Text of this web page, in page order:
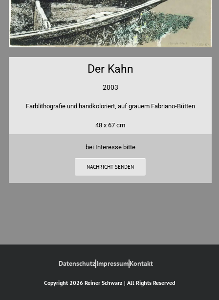
Der Kahn
2003
Farblithografie und handkoloriert, auf grauem Fabriano-Bütten
48 x 67 cm
bei Interesse bitte
NACHRICHT SENDEN
DatenschutzImpressumKontakt
Copyright 2026 Reiner Schwarz | All Rights Reserved